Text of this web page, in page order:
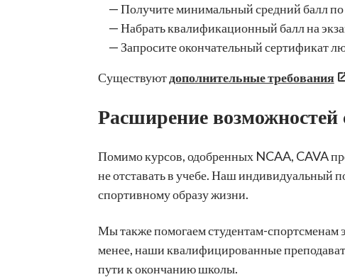
Получите минимальный средний балл
Набрать квалификационный балл на
Запросите окончательный сертификат
Существуютдополнительные требования
Расширение
Помимо курсов, одобренных NCAA, CAVA
не отставать в учебе. Наш индивидуальный
спортивному образу жизни.
Мы также помогаем студентам-спортсменам
менее, наши квалифицированные
пути к окончанию школы.